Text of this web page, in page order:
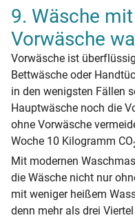
9. Wäsche
Vorwäsche
Vorwäsche ist
Bettwäsche oder
in den wenigsten Fällen
Hauptwäsche noch die
ohne Vorwäsche
Woche 10 Kilogramm CO
Mit modernen
die Wäsche nicht nur
mit weniger heißem
denn mehr als drei